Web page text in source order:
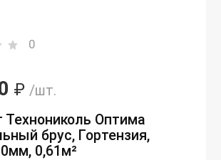
0
₽ /шт.
Технониколь Оптима
брус, Гортензия,
0,61м²